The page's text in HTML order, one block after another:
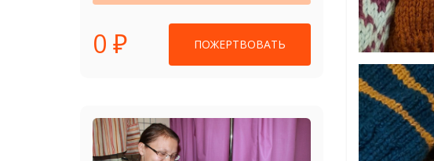
0 ₽ ПОЖЕРТВОВАТЬ